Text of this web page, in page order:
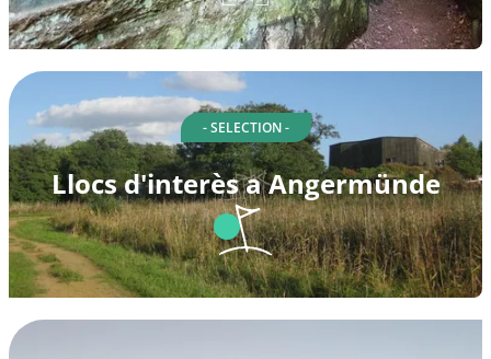
- SELECTION -
Llocs d'interès a Angermünde